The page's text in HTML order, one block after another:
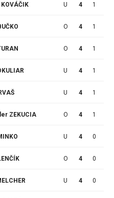
U 4 1
O 4 1
O 4 1
U 4 1
U 4 1
ZEKUCIA O 4 1
U 4 0
O 4 0
U 4 0